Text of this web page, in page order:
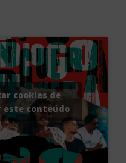
cookies de
conteúdo